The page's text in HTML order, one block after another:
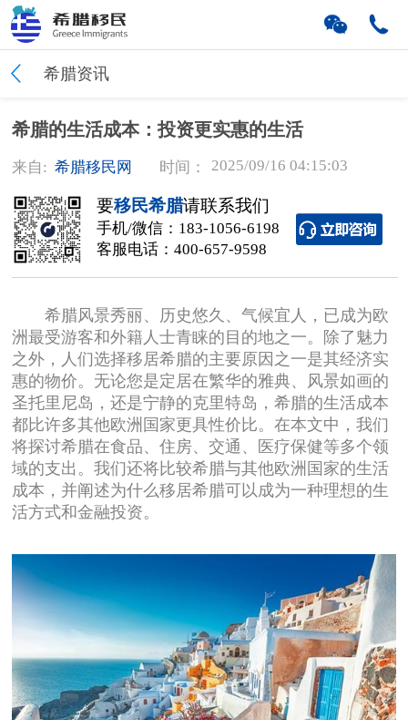
希腊资讯
希腊的生活成本：投资更实惠的生活
来自: 希腊移民网 时间： 2025/09/16 04:15:03
要移民希腊请联系我们
手机/微信： 183-1056-6198
客服电话： 400-657-9598
希腊风景秀丽、历史悠久、气候宜人，已成为欧
洲最受游客和外籍人士青睐的目的地之一。除了魅力
之外，人们选择移居希腊的主要原因之一是其经济实
惠的物价。无论您是定居在繁华的雅典、风景如画的
圣托里尼岛，还是宁静的克里特岛，希腊的生活成本
都比许多其他欧洲国家更具性价比。在本文中，我们
将探讨希腊在食品、住房、交通、医疗保健等多个领
域的支出。我们还将比较希腊与其他欧洲国家的生活
成本，并阐述为什么移居希腊可以成为一种理想的生
活方式和金融投资。